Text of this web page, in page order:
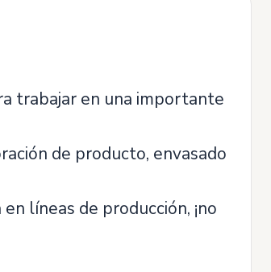
trabajar en una importante
de producto, envasado
líneas de producción, ¡no